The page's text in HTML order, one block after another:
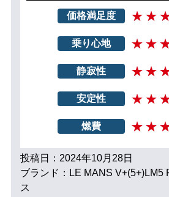
価格満足度
乗り心地
静寂性
安定性
燃費
投稿日：2024年10月28日
ブランド：LE MANS V+(5+)LM5
ス